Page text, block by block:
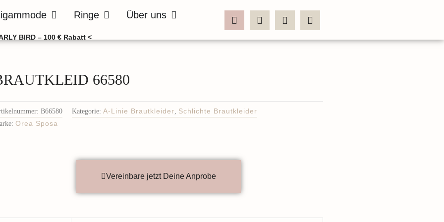
Öffne Bräutigammode
Ringe Öffne RingeÜber uns Öffne Über uns
BIRD – 100 € Rabatt <
66580
B66580 Kategorie: A-Linie Brautkleider
Schlichte Brautkleider
Orea Sposa
Vereinbare jetzt Deine Anprobe